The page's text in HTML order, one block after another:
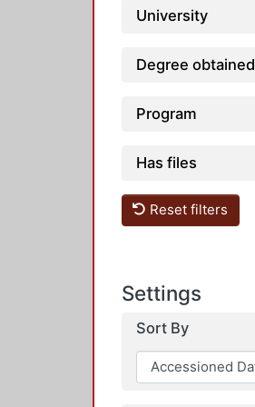
University
Degree obtained
Program
Has files
Reset filters
Settings
Sort By